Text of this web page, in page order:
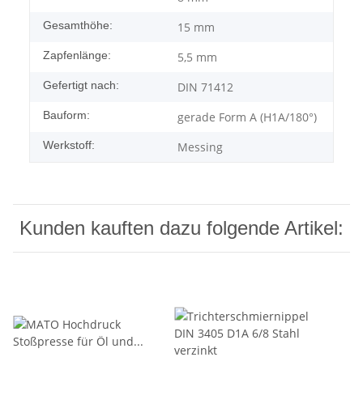
Gesamthöhe: 15 mm
Zapfenlänge: 5,5 mm
Gefertigt nach: DIN 71412
Bauform: gerade Form A (H1A/180°)
Werkstoff: Messing
Kunden kauften dazu folgende Artikel: